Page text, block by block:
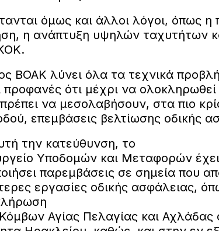
όμως και άλλοι λόγοι, όπως η
η ανάπτυξη υψηλών ταχυτήτων
ΒΟΑΚ λύνει όλα τα τεχνικά
προφανές ότι μέχρι να
να μεσολαβήσουν, στα πιο
επεμβάσεις βελτίωσης οδικής
την κατεύθυνση, το
Υποδομών και Μεταφορών
παρεμβάσεις σε σημεία που
εργασίες οδικής ασφάλειας,
Αγίας Πελαγίας και Αχλάδας